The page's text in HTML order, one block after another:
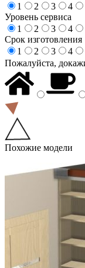
1
2 3 4
Уровень сервиса
1
2 3 4
Срок изготовления
1
2 3 4
Пожалуйста,
Похожие модели